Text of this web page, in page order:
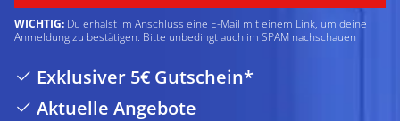
WICHTIG: Du erhälst im Anschluss eine E-Mail mit einem Link, um deine
Anmeldung zu bestätigen. Bitte unbedingt auch im SPAM nachschauen
Exklusiver 5€ Gutschein*
Aktuelle Angebote